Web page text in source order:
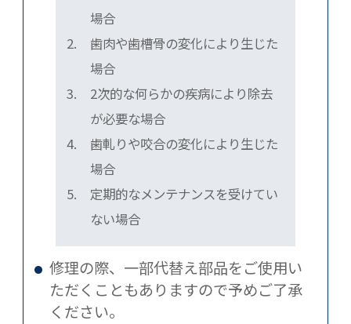
場合
2.
歯肉や歯槽骨の変化により生じた
場合
3.
2次的な何らかの疾病により除去
が必要な場合
4.
歯軋りや咬合の変化により生じた
場合
5.
定期的なメンテナンスを受けてい
ない場合
修理の際、一部代替え部品をご使用い
ただくこともありますので予めご了承
ください。